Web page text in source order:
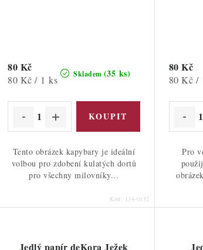
Skladem (35 ks)
80 Kč
Měrná
80 Kč / 1 ks
Tento obrázek kapybary je ideální
volbou pro zdobení kulatých dortů
pro všechny milovníky...
Kód: 134-0152
80 Kč
Měrná
80 Kč /
Pro
Jedlý papír deKora Ježek